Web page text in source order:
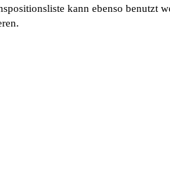
kann ebenso benutzt